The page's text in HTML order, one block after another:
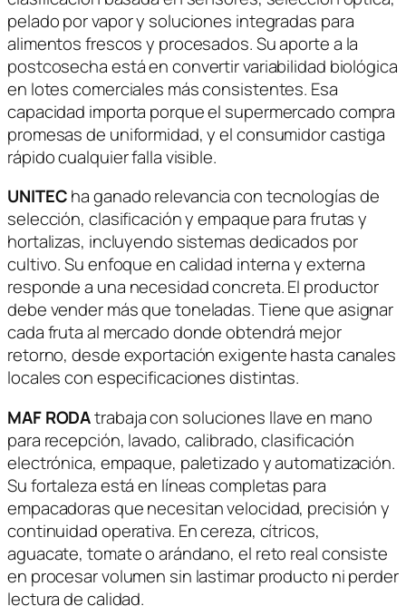
pelado por vapor y soluciones integradas para
alimentos frescos y procesados. Su aporte a la
postcosecha está en convertir variabilidad biológica
en lotes comerciales más consistentes. Esa
capacidad importa porque el supermercado compra
promesas de uniformidad, y el consumidor castiga
rápido cualquier falla visible.
UNITECha ganado relevancia con tecnologías de
selección, clasificación y empaque para frutas y
hortalizas, incluyendo sistemas dedicados por
cultivo. Su enfoque en calidad interna y externa
responde a una necesidad concreta. El productor
debe vender más que toneladas. Tiene que asignar
cada fruta al mercado donde obtendrá mejor
retorno, desde exportación exigente hasta canales
locales con especificaciones distintas.
MAF RODAtrabaja con soluciones llave en mano
para recepción, lavado, calibrado, clasificación
electrónica, empaque, paletizado y automatización.
Su fortaleza está en líneas completas para
empacadoras que necesitan velocidad, precisión y
continuidad operativa. En cereza, cítricos,
aguacate, tomate o arándano, el reto real consiste
en procesar volumen sin lastimar producto ni perder
lectura de calidad.